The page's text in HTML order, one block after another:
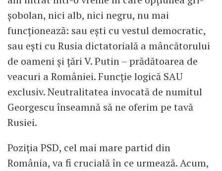
șobolan, nici alb, nici negru, nu mai
funcționează: sau ești cu vestul democratic,
sau ești cu Rusia dictatorială a mâncătorului
de oameni și țări V. Putin – prădătoarea de
veacuri a României. Funcție logică SAU
exclusiv. Neutralitatea invocată de numitul
Georgescu înseamnă să ne oferim pe tavă
Rusiei.
Poziția PSD, cel mai mare partid din
România, va fi crucială în ce urmează. Acum,